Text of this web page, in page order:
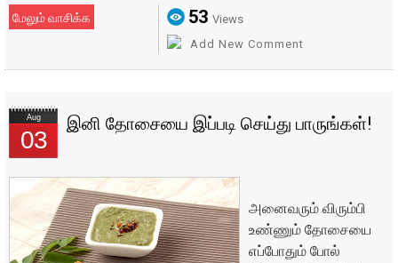
மேலும் வாசிக்க 53 Views
Add New Comment
Aug
03
இனி தோசையை இப்படி செய்து பாருங்கள்!
அனைவரும் விரும்பி
உண்ணும் தோசையை
எப்போதும் போல்